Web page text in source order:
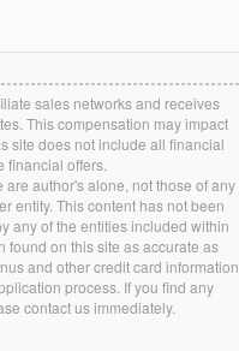
sales networks and receives
This compensation may impact
site does not include all financial
offers.
author's alone, not those of any
entity. This content has not been
any of the entities included within
found on this site as accurate as
and other credit card information
process. If you find any
contact us immediately.